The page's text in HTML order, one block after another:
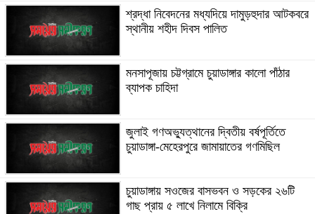
শ্রদ্ধা নিবেদনের মধ্যদিয়ে দামুড়হুদার আটকবরে
স্থানীয় শহীদ দিবস পালিত
মনসাপূজায় চট্টগ্রামে চুয়াডাঙ্গার কালো পাঁঠার
ব্যাপক চাহিদা
জুলাই গণঅভ্যুত্থানের দ্বিতীয় বর্ষপূর্তিতে
চুয়াডাঙ্গা-মেহেরপুরে জামায়াতের গণমিছিল
চুয়াডাঙ্গায় সওজের বাসভবন ও সড়কের ২৬টি
গাছ প্রায় ৫ লাখে নিলামে বিক্রি